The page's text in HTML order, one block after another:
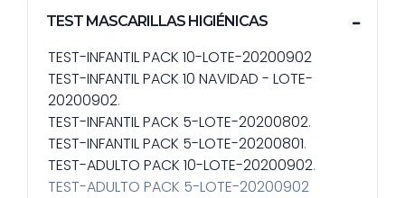
TEST MASCARILLAS HIGIÉNICAS
TEST-INFANTIL PACK 10-LOTE-20200902
TEST-INFANTIL PACK 10 NAVIDAD - LOTE-
20200902.
TEST-INFANTIL PACK 5-LOTE-20200802.
TEST-INFANTIL PACK 5-LOTE-20200801.
TEST-ADULTO PACK 10-LOTE-20200902.
TEST-ADULTO PACK 5-LOTE-20200902